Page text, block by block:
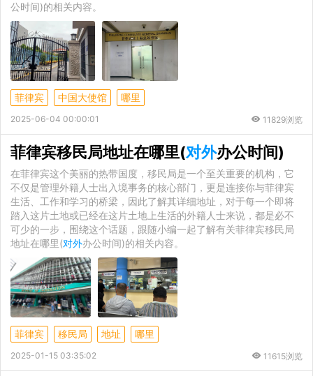
公时间)的相关内容。
菲律宾 中国大使馆 哪里
2025-06-04 00:00:01 11829浏览
菲律宾移民局地址在哪里(对外办公时间)
在菲律宾这个美丽的热带国度，移民局是一个至关重要的机构，它
不仅是管理外籍人士出入境事务的核心部门，更是连接你与菲律宾
生活、工作和学习的桥梁，因此了解其详细地址，对于每一个即将
踏入这片土地或已经在这片土地上生活的外籍人士来说，都是必不
可少的一步，围绕这个话题，跟随小编一起了解有关菲律宾移民局
地址在哪里(对外办公时间)的相关内容。
菲律宾 移民局 地址 哪里
2025-01-15 03:35:02 11615浏览